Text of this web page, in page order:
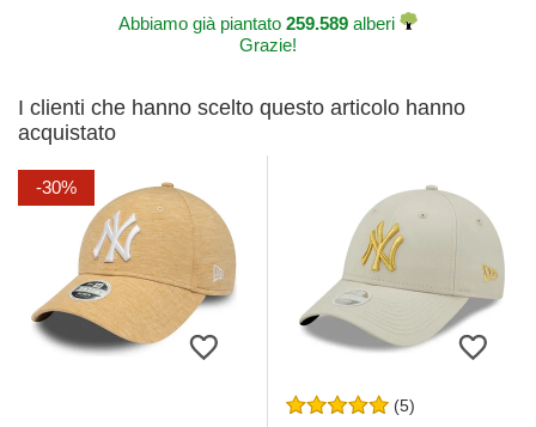
Abbiamo già piantato 259.589 alberi
Grazie!
I clienti che hanno scelto questo articolo hanno
acquistato
-30%
(5)